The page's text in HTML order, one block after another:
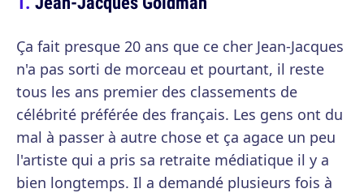
Ça fait presque 20 ans que ce cher Jean-Jacques
n'a pas sorti de morceau et pourtant, il reste
tous les ans premier des classements de
célébrité préférée des français. Les gens ont du
mal à passer à autre chose et ça agace un peu
l'artiste qui a pris sa retraite médiatique il y a
bien longtemps. Il a demandé plusieurs fois à